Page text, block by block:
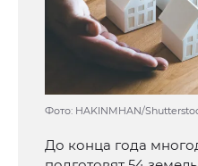
Фото: HAKINMHAN/
До конца года